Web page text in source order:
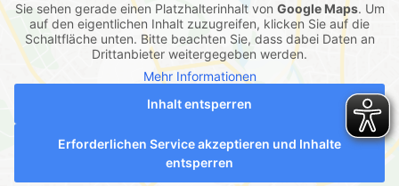
Sie sehen gerade einen Platzhalterinhalt von Google Maps. Um
auf den eigentlichen Inhalt zuzugreifen, klicken Sie auf die
Schaltfläche unten. Bitte beachten Sie, dass dabei Daten an
Drittanbieter weitergegeben werden.
Mehr Informationen
Inhalt entsperren
Erforderlichen Service akzeptieren und Inhalte
entsperren